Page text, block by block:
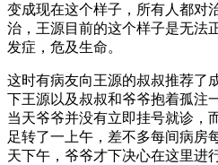
变成现在这个样子，所有人都对
治，王源目前的这个样子是无法
发症，危及生命。
这时有病友向王源的叔叔推荐了
下王源以及叔叔和爷爷抱着孤注
当天爷爷并没有立即挂号就诊，
足转了一上午，差不多每间病房
天下午，爷爷才下决心在这里进